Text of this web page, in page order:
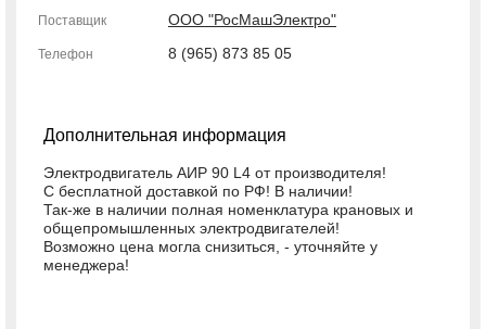
Поставщик ООО "РосМашЭлектро"
Телефон 8 (965) 873 85 05
Дополнительная информация
Электродвигатель АИР 90 L4 от производителя!
С бесплатной доставкой по РФ! В наличии!
Так-же в наличии полная номенклатура крановых и
общепромышленных электродвигателей!
Возможно цена могла снизиться, - уточняйте у
менеджера!